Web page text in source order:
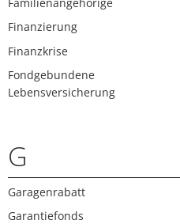
Finanzierung
Finanzkrise
Fondgebundene
Lebensversicherung
G
Garagenrabatt
Garantiefonds